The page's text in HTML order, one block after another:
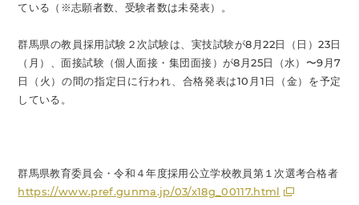
ている（※志願者数、受験者数は未発表）。
群馬県の教員採用試験２次試験は、実技試験が8月22日（日）23日
（月）、面接試験（個人面接・集団面接）が8月25日（水）〜9月7
日（火）の間の指定日に行われ、合格発表は10月1日（金）を予定
している。
群馬県教育委員会・令和４年度採用公立学校教員第１次選考合格者
https://www.pref.gunma.jp/03/x18g_00117.html